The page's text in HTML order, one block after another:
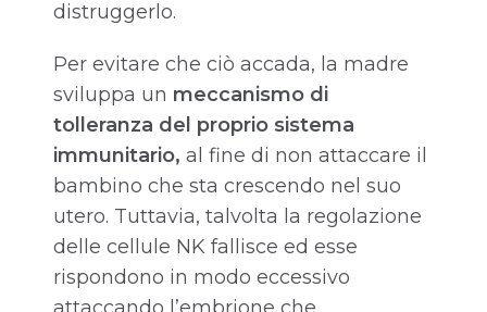
distruggerlo.
Per evitare che ciò accada, la madre
sviluppa un meccanismo di
tolleranza del proprio sistema
immunitario, al fine di non attaccare il
bambino che sta crescendo nel suo
utero. Tuttavia, talvolta la regolazione
delle cellule NK fallisce ed esse
rispondono in modo eccessivo